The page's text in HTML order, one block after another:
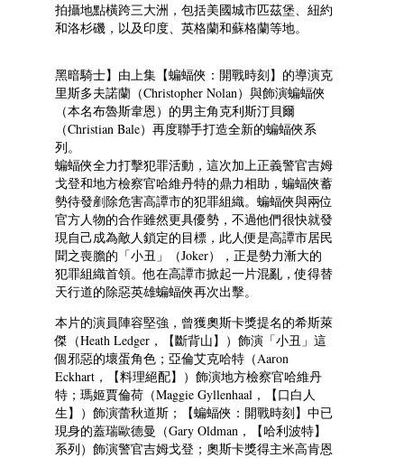
拍攝地點橫跨三大洲，包括美國城市匹茲堡、紐約
和洛杉磯，以及印度、英格蘭和蘇格蘭等地。
黑暗騎士】由上集【蝙蝠俠：開戰時刻】的導演克
里斯多夫諾蘭（Christopher Nolan）與飾演蝙蝠俠
（本名布魯斯韋恩）的男主角克利斯汀貝爾
（Christian Bale）再度聯手打造全新的蝙蝠俠系
列。
蝙蝠俠全力打擊犯罪活動，這次加上正義警官吉姆
戈登和地方檢察官哈維丹特的鼎力相助，蝙蝠俠蓄
勢待發剷除危害高譚市的犯罪組織。蝙蝠俠與兩位
官方人物的合作雖然更具優勢，不過他們很快就發
現自己成為敵人鎖定的目標，此人便是高譚市居民
聞之喪膽的「小丑」（Joker），正是勢力漸大的
犯罪組織首領。他在高譚市掀起一片混亂，使得替
天行道的除惡英雄蝙蝠俠再次出擊。
本片的演員陣容堅強，曾獲奧斯卡獎提名的希斯萊
傑（Heath Ledger，【斷背山】）飾演「小丑」這
個邪惡的壞蛋角色；亞倫艾克哈特（Aaron
Eckhart，【料理絕配】）飾演地方檢察官哈維丹
特；瑪姬賈倫荷（Maggie Gyllenhaal，【口白人
生】）飾演蕾秋道斯；【蝙蝠俠：開戰時刻】中已
現身的蓋瑞歐德曼（Gary Oldman，【哈利波特】
系列）飾演警官吉姆戈登；奧斯卡獎得主米高肯恩